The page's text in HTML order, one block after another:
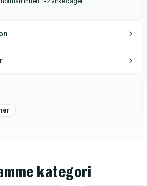
Oskar: En god venn Forfatter: Nina
kategori